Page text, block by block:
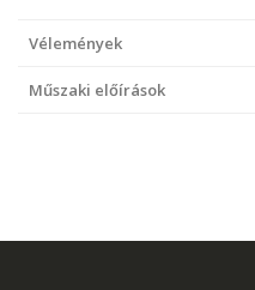
Vélemények
Műszaki előírások